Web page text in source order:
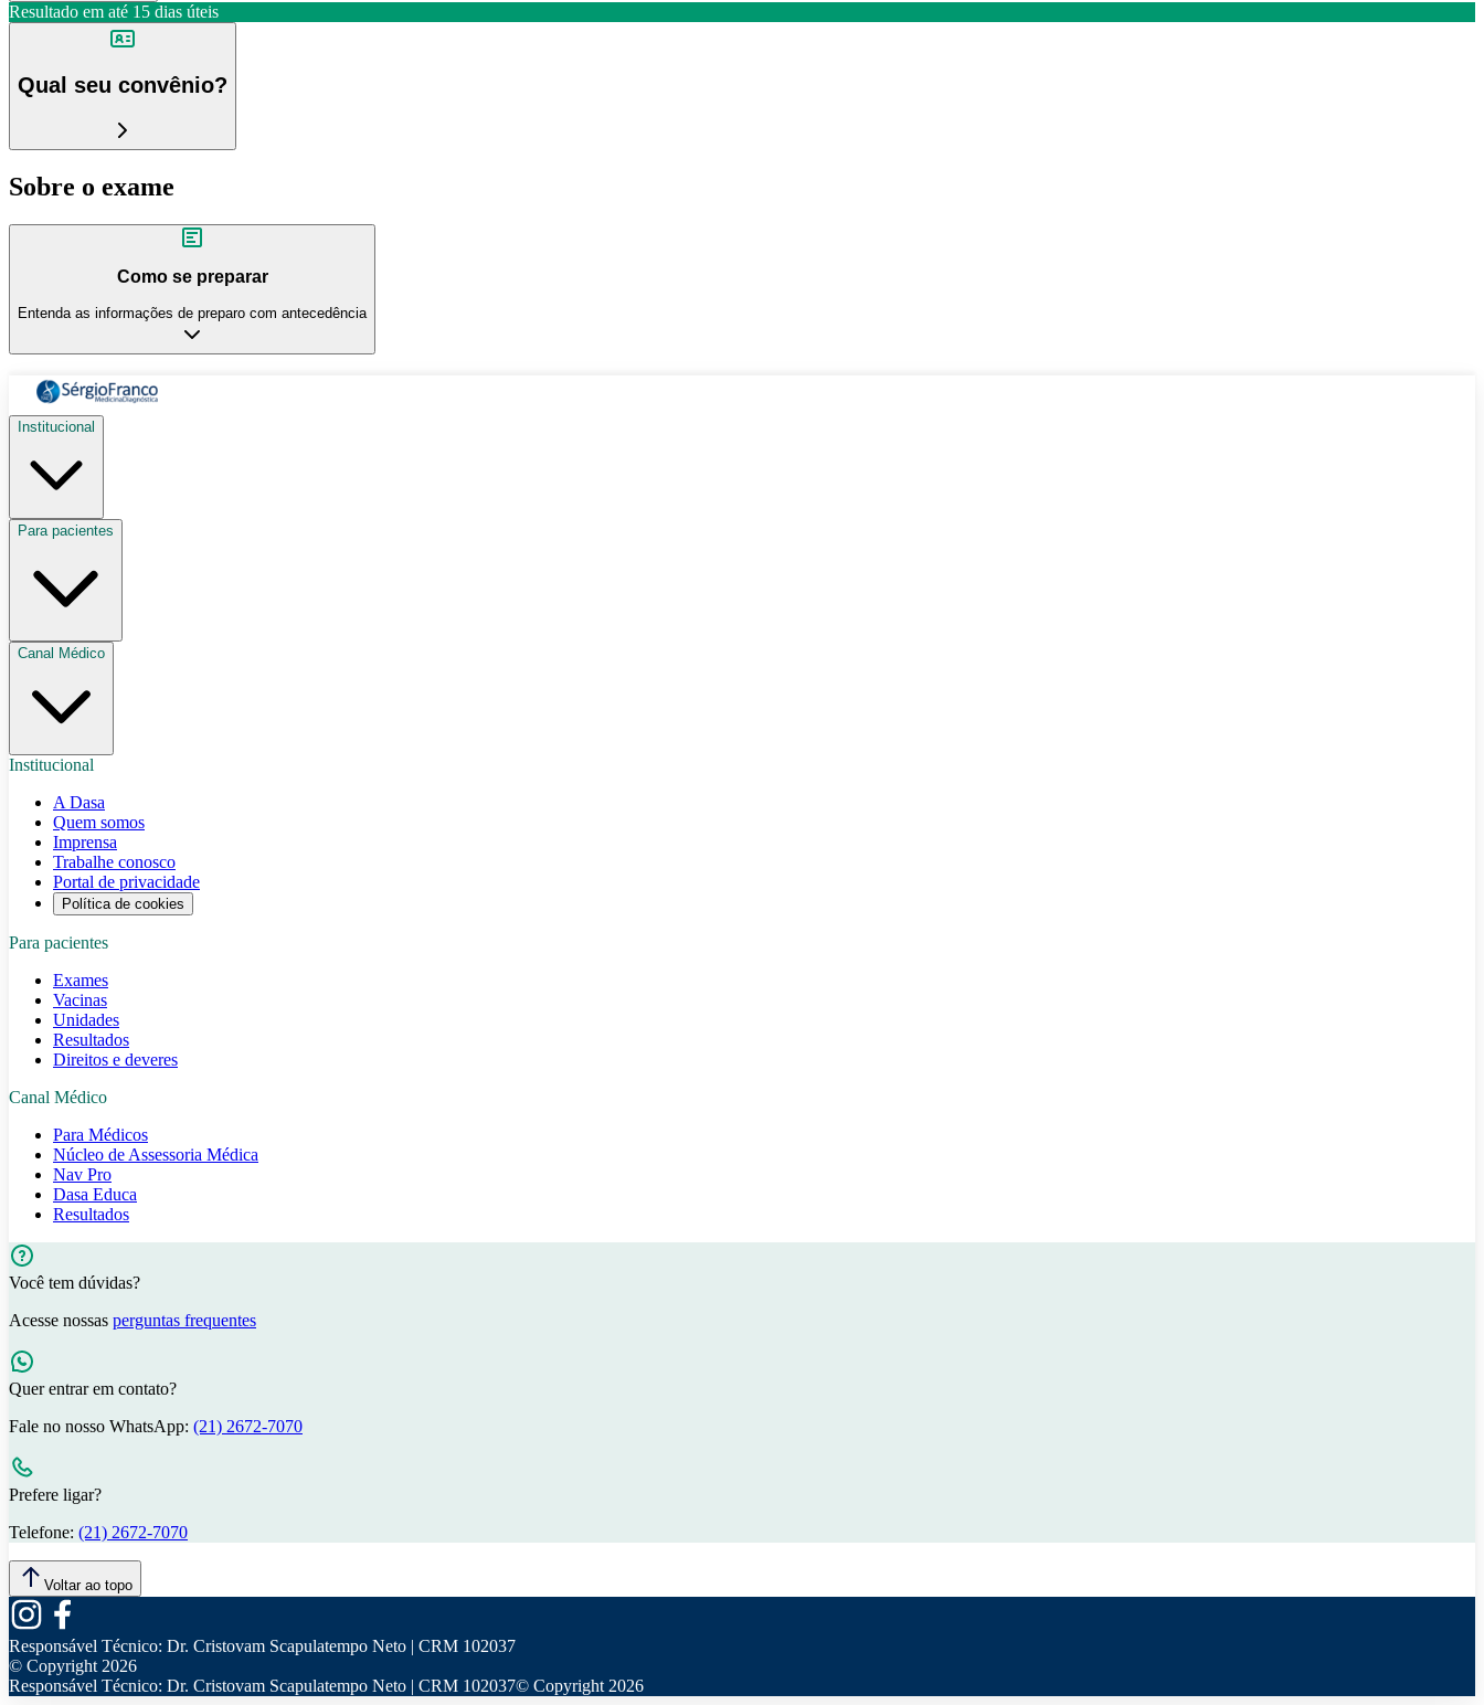
Resultado em até 15 dias úteis
Qual seu convênio?
Sobre o exame
Como se preparar
Entenda as informações de preparo com antecedência
Institucional
Para pacientes
Canal Médico
Institucional
A Dasa
Quem somos
Imprensa
Trabalhe conosco
Portal de privacidade
Política de cookies
Para pacientes
Exames
Vacinas
Unidades
Resultados
Direitos e deveres
Canal Médico
Para Médicos
Núcleo de Assessoria Médica
Nav Pro
Dasa Educa
Resultados
Você tem dúvidas?
Acesse nossas perguntas frequentes
Quer entrar em contato?
Fale no nosso WhatsApp: (21) 2672-7070
Prefere ligar?
Telefone: (21) 2672-7070
Voltar ao topo
Responsável Técnico: Dr. Cristovam Scapulatempo Neto | CRM 102037
© Copyright 2026
Responsável Técnico: Dr. Cristovam Scapulatempo Neto | CRM 102037© Copyright 2026